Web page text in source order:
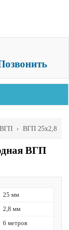
ВГП › ВГП 25х2,8
ВГП
25 мм
2,8 мм
6 метров